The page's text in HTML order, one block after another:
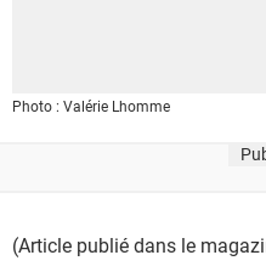
Photo : Valérie Lhomme
(Article publié dans le